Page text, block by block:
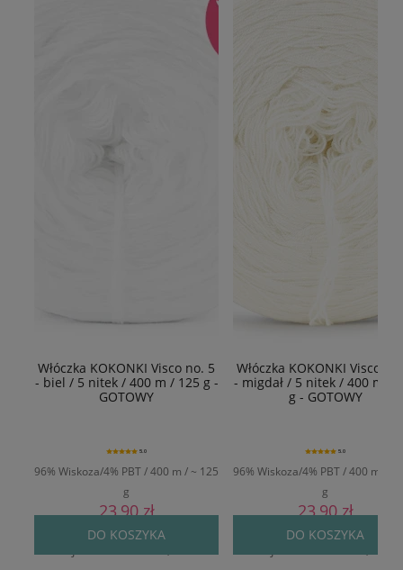
Włóczka KOKONKI Visco no. 5
- biel / 5 nitek / 400 m / 125 g -
GOTOWY
96% Wiskoza/4% PBT / 400 m / ~ 125
g
5.0
23,90 zł
Cena regularna:29,90 zł
DO KOSZYKA
Włóczka KOKONKI Visco
- migdał / 5 nitek / 400 m /
g - GOTOWY
96% Wiskoza/4% PBT / 400 m / ~
g
5.0
23,90 zł
Cena regularna:29,90 zł
DO KOSZYKA